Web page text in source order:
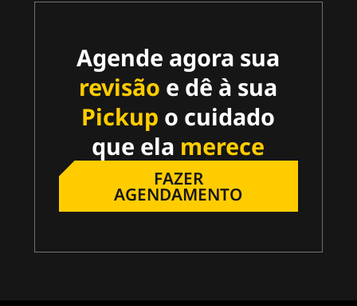
Agende agora sua
revisão e dê à sua
Pickup o cuidado
que ela merece
FAZER
AGENDAMENTO